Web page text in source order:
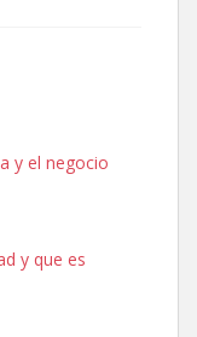
y el negocio
y que es